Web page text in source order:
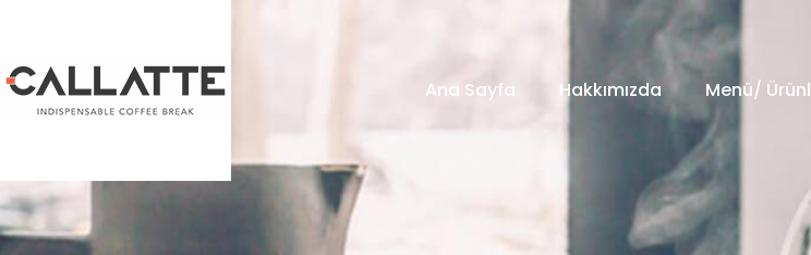
Ana Sayfa Hakkımızda Menü/